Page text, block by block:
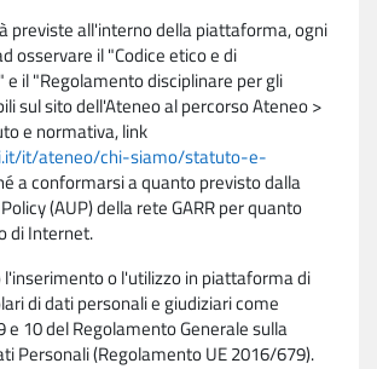
previste all'interno della piattaforma, ogni
osservare il "Codice etico e di
il "Regolamento disciplinare per gli
sul sito dell'Ateneo al percorso Ateneo >
e normativa, link
it/ateneo/chi-siamo/statuto-e-
a conformarsi a quanto previsto dalla
(AUP) della rete GARR per quanto
di Internet.
o l'utilizzo in piattaforma di
di dati personali e giudiziari come
e 10 del Regolamento Generale sulla
Personali (Regolamento UE 2016/679).